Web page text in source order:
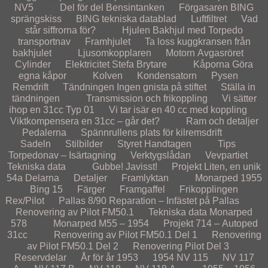
NV5
Del för del Bensintanken Förgasaren BING
sprängskiss
BING tekniska datablad Luftfiltret
Vad
står siffrorna för?
Hjulen Bakhjul med Torpedo
transportnav
Framhjulet
Ta loss kuggkransen från
bakhjulet
Ljusomkopplaren Motorn Avgasröret
Cylinder
Elektricitet Stefa Brytare Kåporna Göra
egna kåpor
Kolven Kondensatorn
Pysen
Remdrift
Tändningen Ingen gnista på stiftet
Ställa in
tändningen
Transmission och frikoppling
Vi sätter
ihop en 31cc Typ 01
Vi tar isär en 40 cc med koppling
Viktkompensera en 31cc – går det?
Ram och detaljer
Pedalerna
Spännrullens plats för kilremsdrift
Sadeln
Stilbilder Styret Handtagen
Tips
Torpedonav – Isärtagning
Verktygslådan
Vevpartiet
Tekniska data
Gubbe! Javisst! Projekt Liten, en unik
54a Delarna Detaljer Framlyktan
Monarped 1955
Bing 15
Färger Framgaffel
Frikopplingen
Rex/Pilot
Pallas 8/90 Reparation – Infästet på Pallas
Renovering av Pilot FM50.1
Tekniska data Monarped
578
Monarped M55 – 1954
Projekt 714 – Autoped
31cc
Renovering av Pilot FM50.1 Del 1
Renovering
av Pilot FM50.1 Del 2
Renovering Pilot Del 3
Reservdelar
År för år 1953 1954 NV 115
NV 117